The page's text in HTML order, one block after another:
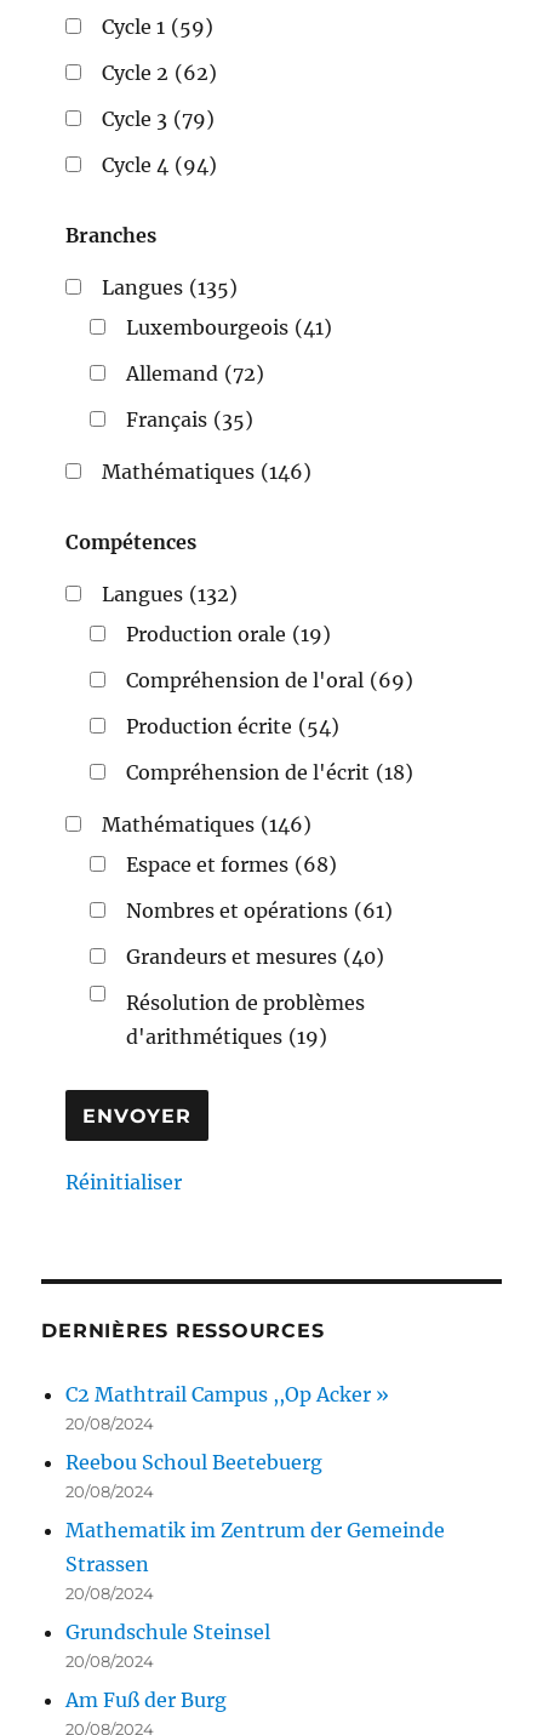
Cycle 1 (59)
Cycle 2 (62)
Cycle 3 (79)
Cycle 4 (94)
Branches
Langues (135)
Luxembourgeois (41)
Allemand (72)
Français (35)
Mathématiques (146)
Compétences
Langues (132)
Production orale (19)
Compréhension de l'oral (69)
Production écrite (54)
Compréhension de l'écrit (18)
Mathématiques (146)
Espace et formes (68)
Nombres et opérations (61)
Grandeurs et mesures (40)
Résolution de problèmes
d'arithmétiques (19)
Réinitialiser
DERNIÈRES RESSOURCES
C2 Mathtrail Campus ,,Op Acker »
20/08/2024
Reebou Schoul Beetebuerg
20/08/2024
Mathematik im Zentrum der Gemeinde
Strassen
20/08/2024
Grundschule Steinsel
20/08/2024
Am Fuß der Burg
20/08/2024